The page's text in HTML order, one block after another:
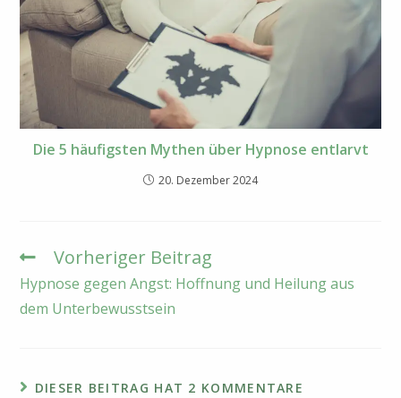
Die 5 häufigsten Mythen über Hypnose entlarvt
20. Dezember 2024
Weitere
ansehen
Vorheriger Beitrag
Hypnose gegen Angst: Hoffnung und Heilung aus
dem Unterbewusstsein
DIESER BEITRAG HAT 2 KOMMENTARE